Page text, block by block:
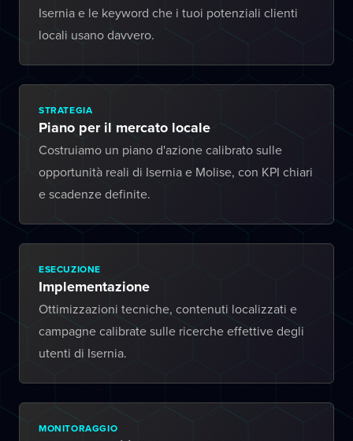
Isernia e le keyword che i tuoi potenziali clienti
locali usano davvero.
STRATEGIA
Piano per il mercato locale
Costruiamo un piano d'azione calibrato sulle
opportunità reali di Isernia e Molise, con KPI chiari
e scadenze definite.
ESECUZIONE
Implementazione
Ottimizzazioni tecniche, contenuti localizzati e
campagne calibrate sulle ricerche effettive degli
utenti di Isernia.
MONITORAGGIO